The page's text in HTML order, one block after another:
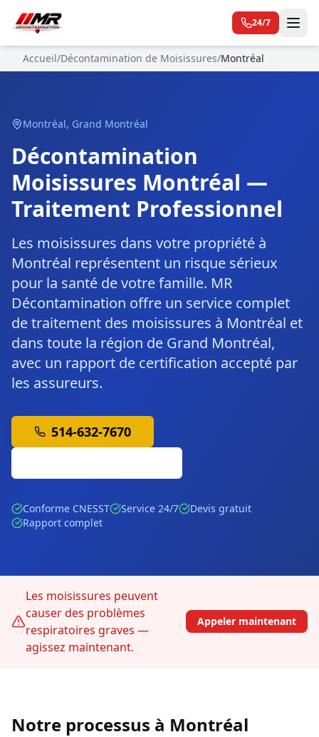
24/7
Accueil/Décontamination de Moisissures/Montréal
Montréal, Grand Montréal
Décontamination
Moisissures Montréal —
Traitement Professionnel
Les moisissures dans votre propriété à
Montréal représentent un risque sérieux
pour la santé de votre famille. MR
Décontamination offre un service complet
de traitement des moisissures à Montréal et
dans toute la région de Grand Montréal,
avec un rapport de certification accepté par
les assureurs.
514-632-7670
Conforme CNESST Service 24/7
Devis gratuit
Rapport complet
Les moisissures peuvent
causer des problèmes
respiratoires graves —
agissez maintenant.
Appeler maintenant
Notre processus à Montréal